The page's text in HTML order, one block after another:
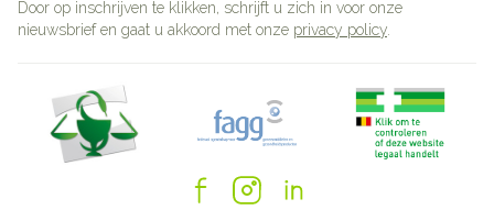
Door op inschrijven te klikken, schrijft u zich in voor onze
nieuwsbrief en gaat u akkoord met onze privacy policy